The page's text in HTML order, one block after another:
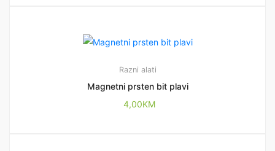
Razni alati
Magnetni prsten bit plavi
4,00KM